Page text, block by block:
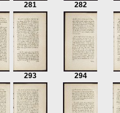
281 282
293 294